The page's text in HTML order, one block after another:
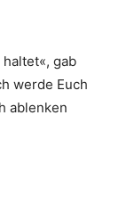
gab
werde Euch
ablenken